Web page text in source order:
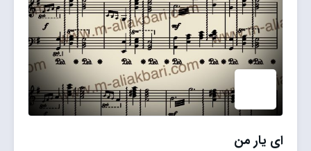
ای یار من